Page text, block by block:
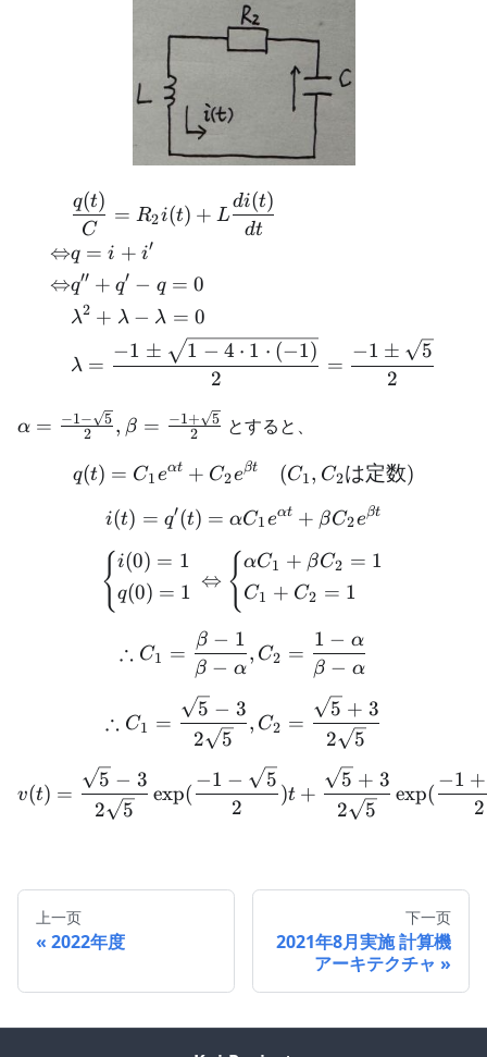
\begin{aligned}
⇔
⇔
C
q(t)
= R2i(t) + L
dt
di(t)
q = i + i′
q′′ + q′ − q = 0
λ2 + λ − λ = 0
λ =
2
−1 ± 1 − 4 ⋅ 1 ⋅ (−1)
=
2
−1 ± 5
\alpha =
\frac{-1 -
\sqrt{5}}
α = 2
−1− 5 , β = 2
−1+ 5 とすると、
q(t) = C_1e^{\alpha t} +
q(t) = C1eαt + C2eβt (C1, C2は定数)
i(t) = q'(t) = \alpha
i(t) = q′(t) = αC1eαt + βC2eβt
\left \{ \begin{aligned}
{ i(0) = 1
q(0) = 1
⇔ { αC1 + βC2 = 1
C1 + C2 = 1
\therefore C_1 =
∴ C1 =
β − α
β − 1
, C2 =
β − α
1 − α
\therefore C_1 =
∴ C1 =
2 5
5 − 3
, C2 =
2 5
5 + 3
v(t) = \frac{\sqrt{5} -
v(t) =
2 5
5 − 3
exp(
2
−1 − 5
)t +
2 5
5 + 3
exp(
2
−1 +
上一页
2022年度
下一页
2021年8月実施 計算機
アーキテクチャ